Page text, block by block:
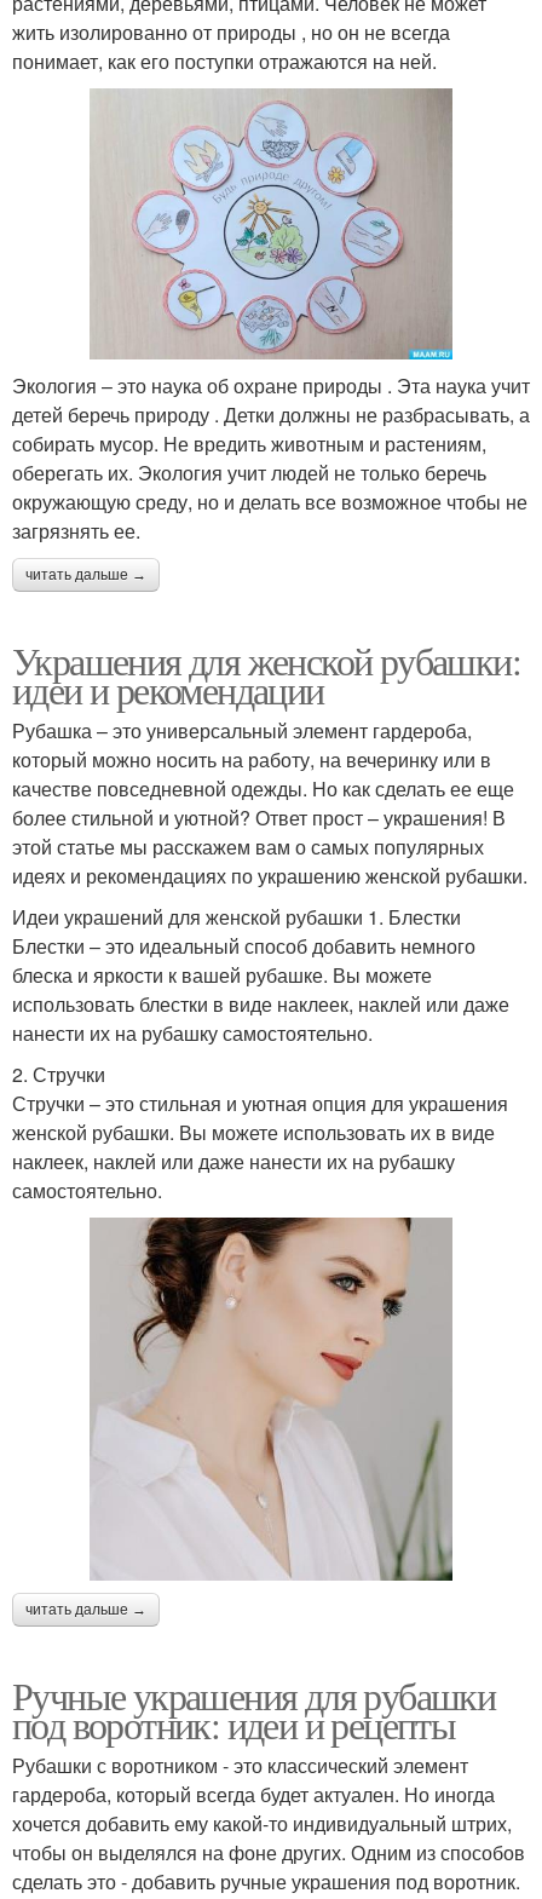
жить изолированно от природы , но он не всегда
понимает, как его поступки отражаются на ней.
Экология – это наука об охране природы . Эта наука учит
детей беречь природу . Детки должны не разбрасывать, а
собирать мусор. Не вредить животным и растениям,
оберегать их. Экология учит людей не только беречь
окружающую среду, но и делать все возможное чтобы не
загрязнять ее.
читать дальше →
Украшения для женской рубашки:
идеи и рекомендации
Рубашка – это универсальный элемент гардероба,
который можно носить на работу, на вечеринку или в
качестве повседневной одежды. Но как сделать ее еще
более стильной и уютной? Ответ прост – украшения! В
этой статье мы расскажем вам о самых популярных
идеях и рекомендациях по украшению женской рубашки.
Идеи украшений для женской рубашки 1. Блестки
Блестки – это идеальный способ добавить немного
блеска и яркости к вашей рубашке. Вы можете
использовать блестки в виде наклеек, наклей или даже
нанести их на рубашку самостоятельно.
2. Стручки
Стручки – это стильная и уютная опция для украшения
женской рубашки. Вы можете использовать их в виде
наклеек, наклей или даже нанести их на рубашку
самостоятельно.
читать дальше →
Ручные украшения для рубашки
под воротник: идеи и рецепты
Рубашки с воротником - это классический элемент
гардероба, который всегда будет актуален. Но иногда
хочется добавить ему какой-то индивидуальный штрих,
чтобы он выделялся на фоне других. Одним из способов
сделать это - добавить ручные украшения под воротник.